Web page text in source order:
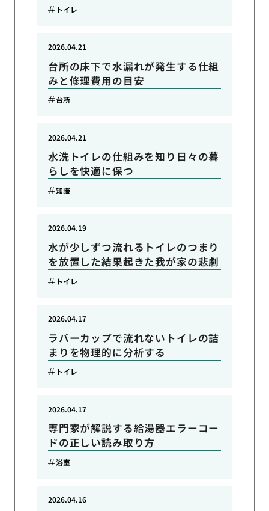
トイレ
台所の床下で水漏れが発生する仕組
みと修理費用の目安
2026.04.21
台所
水洗トイレの仕組みを知り日々の暮
らしを快適に保つ
2026.04.21
知識
水が少しずつ流れるトイレのつまり
を放置した結果起きた我が家の悲劇
2026.04.19
トイレ
ラバーカップで流れないトイレの詰
まりを物理的に分析する
2026.04.17
トイレ
専門家が解説する給湯器エラーコー
ドの正しい読み取り方
2026.04.17
浴室
2026.04.16